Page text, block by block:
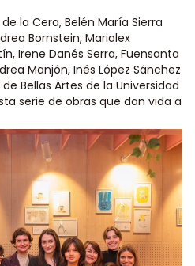
la Cera, Belén María Sierra
Bornstein, Marialex
Irene Danés Serra, Fuensanta
Manjón, Inés López Sánchez
Bellas Artes de la Universidad
serie de obras que dan vida a